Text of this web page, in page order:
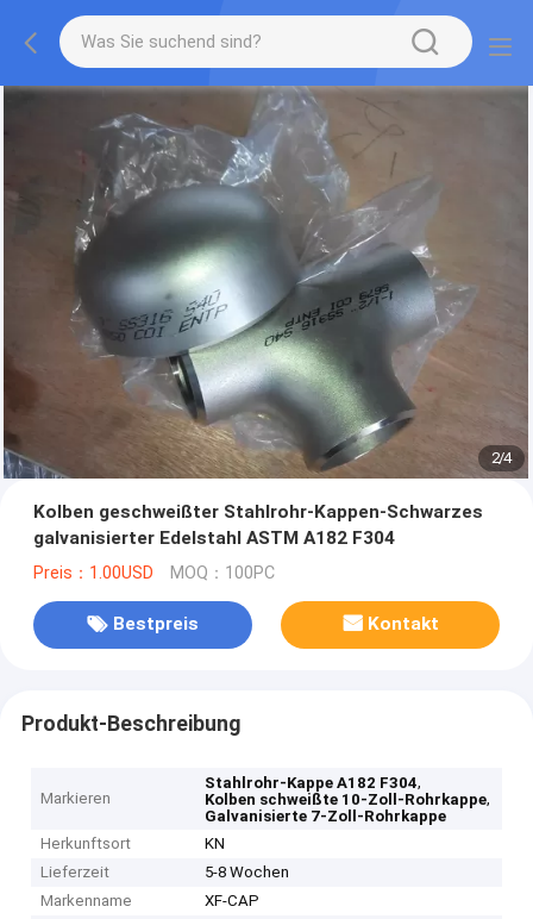
2/4
Kolben geschweißter Stahlrohr-Kappen-Schwarzes
galvanisierter Edelstahl ASTM A182 F304
Preis：1.00USD MOQ：100PC
Bestpreis Kontakt
Produkt-Beschreibung
Markieren
Stahlrohr-Kappe A182 F304,
Kolben schweißte 10-Zoll-Rohrkappe,
Galvanisierte 7-Zoll-Rohrkappe
Herkunftsort
KN
Lieferzeit
5-8 Wochen
Markenname
XF-CAP